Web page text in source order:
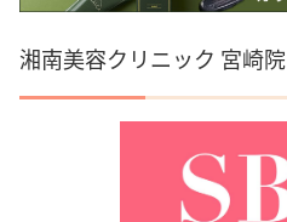
湘南美容クリニック 宮崎院